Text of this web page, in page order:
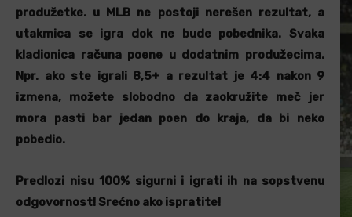
produžetke. u MLB ne postoji nerešen rezultat, a
utakmica se igra dok ne bude pobednika. Svaka
kladionica računa poene u dodatnim produžecima.
Npr. ako ste igrali 8,5+ a rezultat je 4:4 nakon 9
izmena, možete slobodno da zaokružite meč jer
mora pasti bar jedan poen do kraja, da bi neko
pobedio.
Predlozi nisu 100% sigurni i igrati ih na sopstvenu
odgovornost! Srećno ako ispratite!